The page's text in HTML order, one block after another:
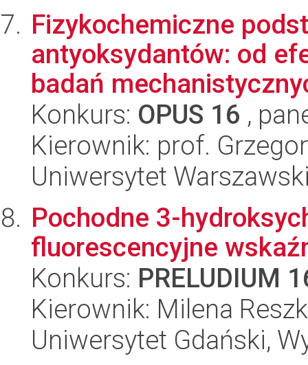
Fizykochemiczne
antyoksydantów: od
badań
Konkurs: OPUS 16 ,
Kierownik: prof.
Uniwersytet
Pochodne 3-
fluorescencyjne
Konkurs: PRELUDIUM
Kierownik: Milena
Uniwersytet Gdański,